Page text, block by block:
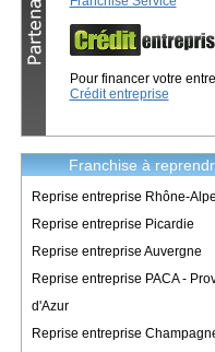
Pour financer votre
Crédit entreprise
Franchise à
Reprise entreprise Rhône-
Reprise entreprise Picardie
Reprise entreprise Auvergne
Reprise entreprise PACA -
d'Azur
Reprise entreprise